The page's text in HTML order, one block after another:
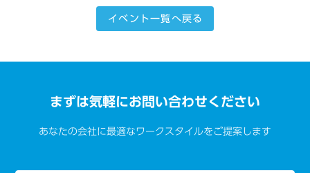
イベント一覧へ戻る
まずは気軽にお問い合わせください
あなたの会社に最適なワークスタイルをご提案します